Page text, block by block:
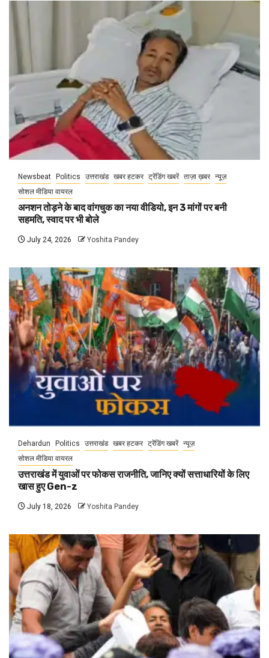
Newsbeat Politics उत्तराखंड खबर हटकर ट्रेंडिंग खबरें ताज़ा ख़बर न्यूज़
सोशल मीडिया वायरल
अनशन तोड़ने के बाद वांगचुक का नया वीडियो, इन 3 मांगों पर बनी
सहमति, स्वाद पर भी बोले
July 24, 2026 Yoshita Pandey
Dehardun Politics उत्तराखंड खबर हटकर ट्रेंडिंग खबरें न्यूज़
सोशल मीडिया वायरल
उत्तराखंड में युवाओं पर फोकस राजनीति, जानिए क्यों सत्ताधारियों के लिए
खास हुए Gen-z
July 18, 2026 Yoshita Pandey